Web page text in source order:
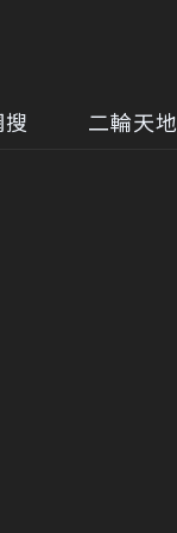
二輪天地